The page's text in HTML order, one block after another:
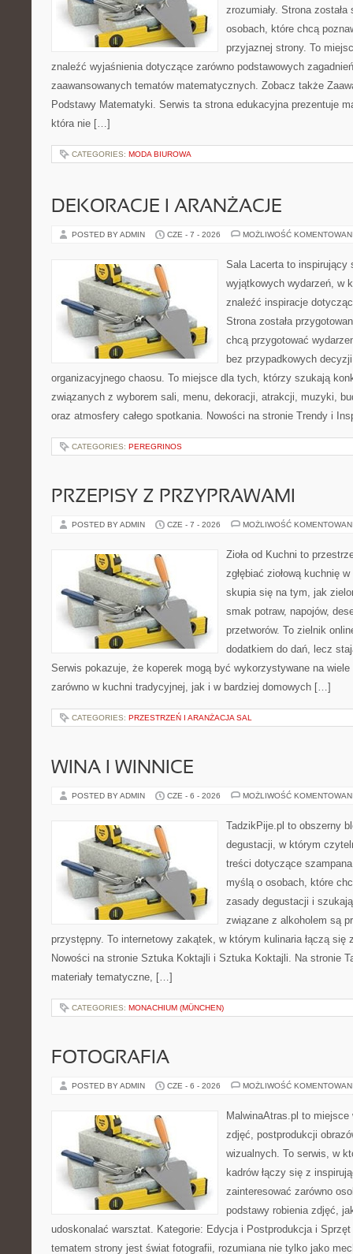
zrozumiały. Strona
osobach, które chcą
przyjaznej strony. To
znaleźć wyjaśnienia dotyczące zarówno podstawowych
zaawansowanych tematów matematycznych. Zobacz także
Podstawy Matematyki. Serwis ta strona edukacyjna prezentuje
która nie […]
CATEGORIES: MODA BIUROWA
DEKORACJE I ARANŻACJE
POSTED BY ADMIN CZE - 7 - 2026 MOŻLIWOŚĆ
Sala Lacerta to inspirujący
wyjątkowych wydarzeń, w
znaleźć inspiracje
Strona została
chcą przygotować
bez przypadkowych
organizacyjnego chaosu. To miejsce dla tych, którzy szukają
związanych z wyborem sali, menu, dekoracji, atrakcji, muzyki,
oraz atmosfery całego spotkania. Nowości na stronie Trendy i
CATEGORIES: PEREGRINOS
PRZEPISY Z PRZYPRAWAMI
POSTED BY ADMIN CZE - 7 - 2026 MOŻLIWOŚĆ
Zioła od Kuchni to
zgłębiać ziołową kuchnię
skupia się na tym, jak
smak potraw, napojów,
przetworów. To zielnik
dodatkiem do dań, lecz
Serwis pokazuje, że koperek mogą być wykorzystywane na
zarówno w kuchni tradycyjnej, jak i w bardziej domowych […]
CATEGORIES: PRZESTRZEŃ I ARANŻACJA SAL
WINA I WINNICE
POSTED BY ADMIN CZE - 6 - 2026 MOŻLIWOŚĆ
TadzikPije.pl to obszerny
degustacji, w którym
treści dotyczące
myślą o osobach, które
zasady degustacji i
związane z alkoholem są
przystępny. To internetowy zakątek, w którym kulinaria łączą się
Nowości na stronie Sztuka Koktajli i Sztuka Koktajli. Na stronie
materiały tematyczne, […]
CATEGORIES: MONACHIUM (MÜNCHEN)
FOTOGRAFIA
POSTED BY ADMIN CZE - 6 - 2026 MOŻLIWOŚĆ
MalwinaAtras.pl to
zdjęć, postprodukcji
wizualnych. To serwis, w
kadrów łączy się z
zainteresować zarówno
podstawy robienia zdjęć,
udoskonalać warsztat. Kategorie: Edycja i Postprodukcja i Sprzęt
tematem strony jest świat fotografii, rozumiana nie tylko jako